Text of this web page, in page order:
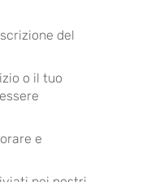
del
o il tuo
e